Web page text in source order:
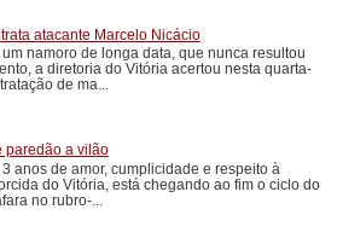
atacante Marcelo Nicácio
um namoro de longa data, que nunca resultou
a diretoria do Vitória acertou nesta quarta-
de ma...
paredão a vilão
anos de amor, cumplicidade e respeito à
do Vitória, está chegando ao fim o ciclo do
no rubro-...